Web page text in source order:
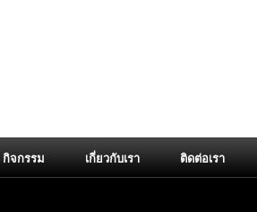
กิจกรรม เกี่ยวกับเรา ติดต่อเรา